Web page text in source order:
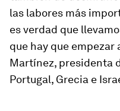
las labores más
es verdad que
que hay que empezar
Martínez, presidenta
Portugal, Grecia e